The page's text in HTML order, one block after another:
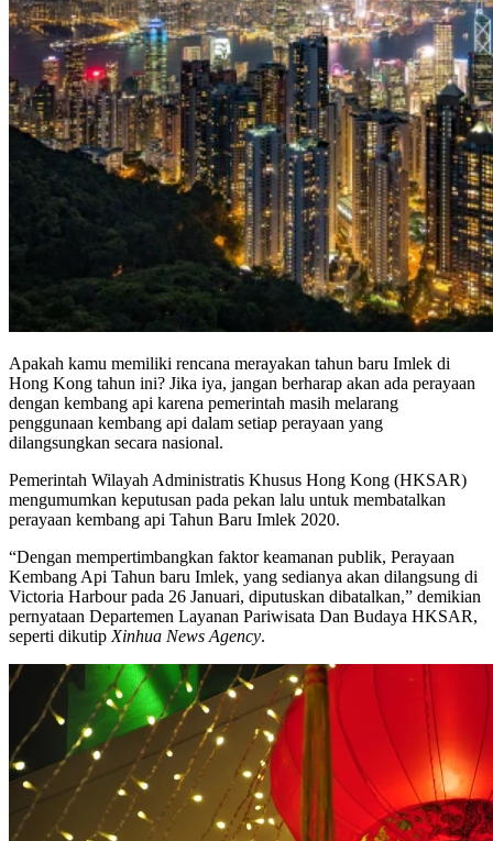
Apakah kamu memiliki rencana merayakan tahun baru Imlek di
Hong Kong tahun ini? Jika iya, jangan berharap akan ada perayaan
dengan kembang api karena pemerintah masih melarang
penggunaan kembang api dalam setiap perayaan yang
dilangsungkan secara nasional.
Pemerintah Wilayah Administratis Khusus Hong Kong (HKSAR)
mengumumkan keputusan pada pekan lalu untuk membatalkan
perayaan kembang api Tahun Baru Imlek 2020.
“Dengan mempertimbangkan faktor keamanan publik, Perayaan
Kembang Api Tahun baru Imlek, yang sedianya akan dilangsung di
Victoria Harbour pada 26 Januari, diputuskan dibatalkan,” demikian
pernyataan Departemen Layanan Pariwisata Dan Budaya HKSAR,
seperti dikutip Xinhua News Agency.